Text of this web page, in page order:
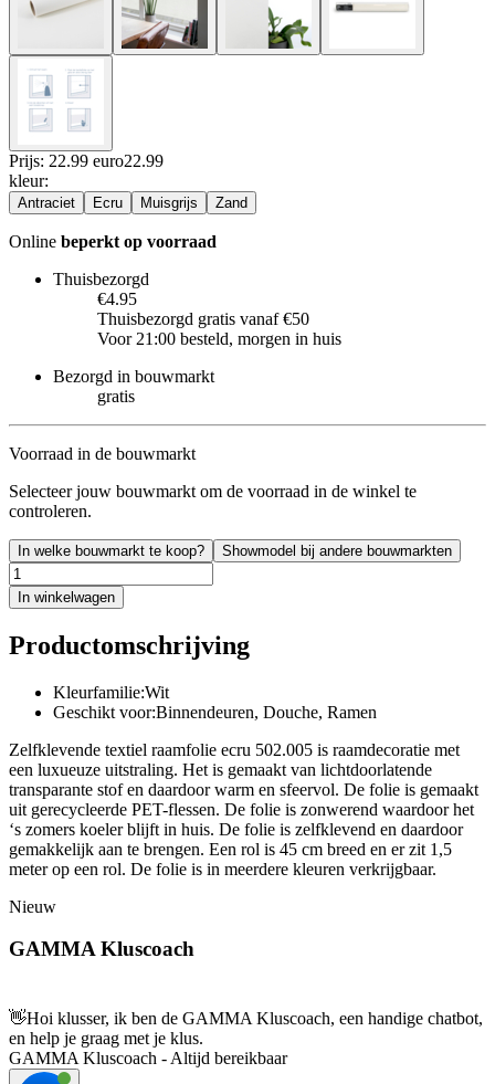
Prijs: 22.99 euro22.99
kleur:
Antraciet Ecru Muisgrijs Zand
Online beperkt op voorraad
Thuisbezorgd
€4.95
Thuisbezorgd gratis vanaf €50
Voor 21:00 besteld, morgen in huis
Bezorgd in bouwmarkt
gratis
Voorraad in de bouwmarkt
Selecteer jouw bouwmarkt om de voorraad in de winkel te
controleren.
In welke bouwmarkt te koop? Showmodel bij andere bouwmarkten
In winkelwagen
Productomschrijving
Kleurfamilie:Wit
Geschikt voor:Binnendeuren, Douche, Ramen
Zelfklevende textiel raamfolie ecru 502.005 is raamdecoratie met
een luxueuze uitstraling. Het is gemaakt van lichtdoorlatende
transparante stof en daardoor warm en sfeervol. De folie is gemaakt
uit gerecycleerde PET-flessen. De folie is zonwerend waardoor het
‘s zomers koeler blijft in huis. De folie is zelfklevend en daardoor
gemakkelijk aan te brengen. Een rol is 45 cm breed en er zit 1,5
meter op een rol. De folie is in meerdere kleuren verkrijgbaar.
Nieuw
GAMMA Kluscoach
👋Hoi klusser, ik ben de GAMMA Kluscoach, een handige chatbot,
en help je graag met je klus.
GAMMA Kluscoach - Altijd bereikbaar